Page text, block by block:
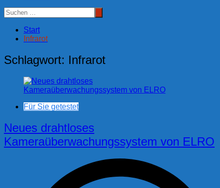
Start
Infrarot
Schlagwort: Infrarot
Für Sie getestet
Neues drahtloses
Kameraüberwachungssystem von ELRO